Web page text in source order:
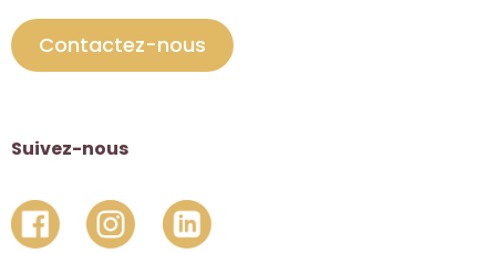
Contactez-nous
Suivez-nous